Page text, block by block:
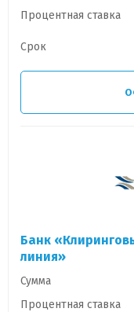
Процентная ставка
Срок
Банк
линия»
Сумма
Процентная ставка